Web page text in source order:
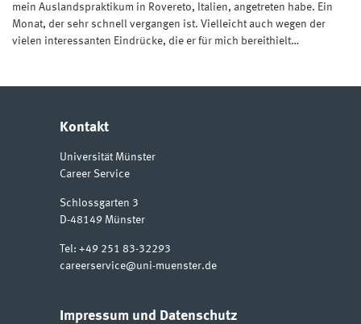
mein Auslandspraktikum in Rovereto, Italien, angetreten habe. Ein
Monat, der sehr schnell vergangen ist. Vielleicht auch wegen der
vielen interessanten Eindrücke, die er für mich bereithielt…
Kontakt
Universität Münster
Career Service
Schlossgarten 3
D-48149 Münster
Tel: +49 251 83-32293
careerservice@uni-muenster.de
Impressum und Datenschutz